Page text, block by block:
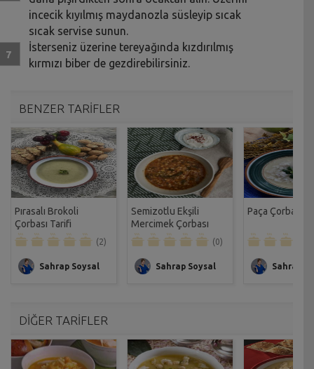
incecik kıyılmış maydanozla süsleyip sıcak
sıcak servise sunun.
İsterseniz üzerine tereyağında kızdırılmış
kırmızı biber de gezdirebilirsiniz.
BENZER TARİFLER
Pırasalı Brokoli
Çorbası Tarifi
(2)
Sahrap Soysal
Semizotlu Ekşili
Mercimek Çorbası
Tarifi
(0)
Sahrap Soysal
Paça Çorbası
Sahrap
DİĞER TARİFLER